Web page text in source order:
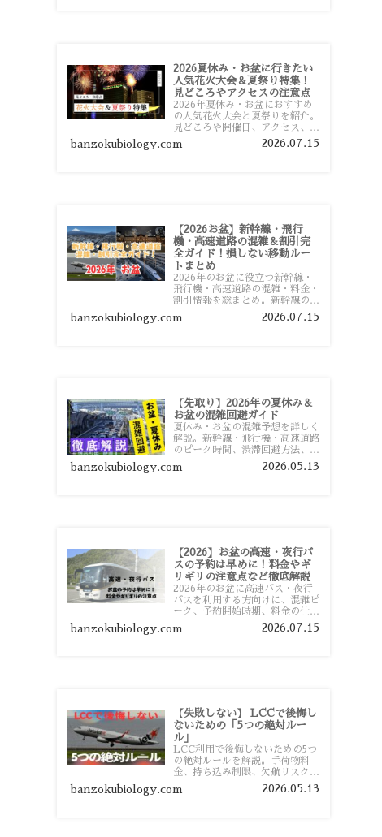
2026夏休み・お盆に行きたい
人気花火大会＆夏祭り特集！
見どころやアクセスの注意点
2026年夏休み・お盆におすすめ
の人気花火大会と夏祭りを紹介。
見どころや開催日、アクセス、混
雑対策、旅行前に知っておきたい
注意点をわかりやすく解説しま
banzokubiology.com 2026.07.15
【2026お盆】新幹線・飛行
機・高速道路の混雑＆割引完
全ガイド！損しない移動ルー
トまとめ
2026年のお盆に役立つ新幹線・
飛行機・高速道路の混雑・料金・
割引情報を総まとめ。新幹線の予
約や最繁忙期料金、飛行機を安く
予約するコツ、高速道路の休日割
banzokubiology.com 2026.07.15
【先取り】2026年の夏休み＆
お盆の混雑回避ガイド
夏休み・お盆の混雑予想を詳しく
解説。新幹線・飛行機・高速道路
のピーク時間、渋滞回避方法、混
雑しやすい観光地、交通手段別の
特徴まで旅行者向けに分かりやす
banzokubiology.com 2026.05.13
【2026】お盆の高速・夜行バ
スの予約は早めに！料金やギ
リギリの注意点など徹底解説
2026年のお盆に高速バス・夜行
バスを利用する方向けに、混雑ピ
ーク、予約開始時期、料金の仕組
み、キャンセル待ちのコツ、直前
予約の注意点まで詳しく解説しま
banzokubiology.com 2026.07.15
【失敗しない】 LCCで後悔し
ないための「5つの絶対ルー
ル」
LCC利用で後悔しないための5つ
の絶対ルールを解説。手荷物料
金、持ち込み制限、欠航リスク、
時間厳守など、格安航空会社を利
用する前に知っておきたい注意点
banzokubiology.com 2026.05.13